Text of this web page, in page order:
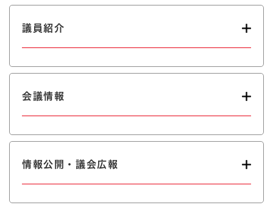
議員紹介
会議情報
情報公開・議会広報